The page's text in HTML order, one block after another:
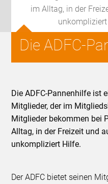
im Alltag, in der
Die ADFC-
Die ADFC-Pannenhilfe ist
Mitglieder, der im
Mitglieder bekommen bei
Alltag, in der Freizeit und
unkompliziert Hilfe.
Der ADFC bietet seinen